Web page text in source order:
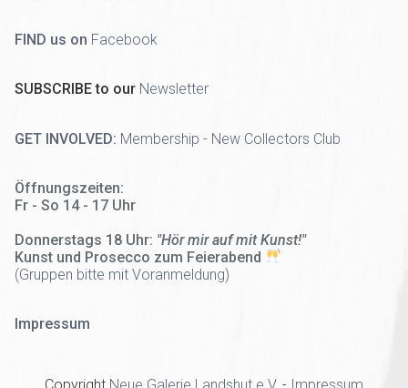
FIND us on Facebook
SUBSCRIBE to our Newsletter
GET INVOLVED: Membership - New Collectors Club
Öffnungszeiten:
Fr - So 14 - 17 Uhr
Donnerstags 18 Uhr: "Hör mir auf mit Kunst!"
Kunst und Prosecco zum Feierabend
(Gruppen bitte mit Voranmeldung)
Impressum